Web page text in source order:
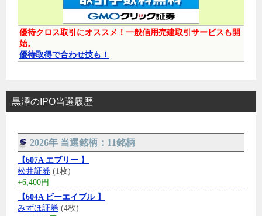
優待クロス取引にオススメ！一般信用売建取引サービスも開
始。
優待取得で合わせ技も！
黒澤のIPO当選履歴
2026年 当選銘柄：11銘柄
【607A エブリー 】
松井証券 (1枚)
+6,400円
【604A ビーエイブル 】
みずほ証券 (4枚)